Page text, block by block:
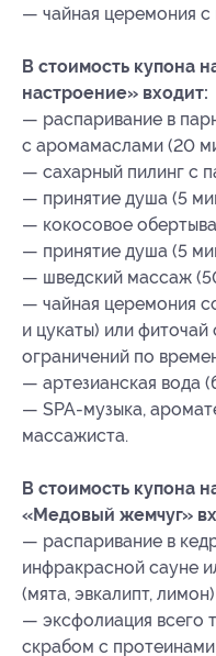
— чайная церемония с
В стоимость купона
настроение» входит:
— распаривание в
с аромамаслами (20
— сахарный пилинг с
— принятие душа (5
— кокосовое
— принятие душа (5
— шведский массаж
— чайная церемония
и цукаты) или фиточай
ограничений по
— артезианская вода
— SPA-музыка,
массажиста.
В стоимость купона
«Медовый жемчуг»
— распаривание в
инфракрасной сауне
(мята, эвкалипт,
— эксфолиация всего
скрабом с